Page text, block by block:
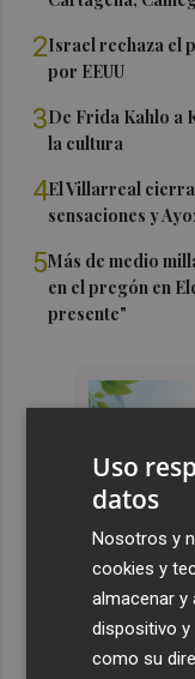
2Israel rechaza el
por EEUU
3De Frida Kahlo a
la cultura
4El Villarreal
sensaciones y
5Más de medio
en el pregón en
presente"
Uso
datos
Nosotros y
cookies y
almacenar
dispositivo
como su